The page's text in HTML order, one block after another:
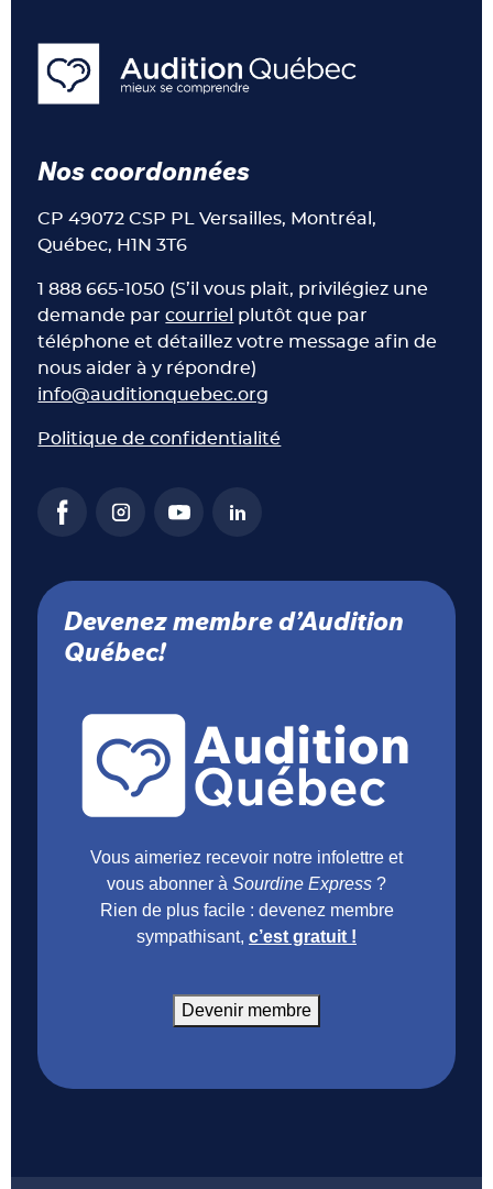
Nos coordonnées
CP 49072 CSP PL Versailles, Montréal,
Québec, H1N 3T6
1 888 665-1050 (S’il vous plait, privilégiez une
demande parcourriel plutôt que par
téléphone et détaillez votre message afin de
nous aider à y répondre)
info@auditionquebec.org
Politique de confidentialité
Devenez membre d’Audition
Québec!
Vous aimeriez recevoir notre infolettre et
vous abonner à Sourdine Express ?
Rien de plus facile : devenez membre
sympathisant, c’est gratuit !
Devenir membre